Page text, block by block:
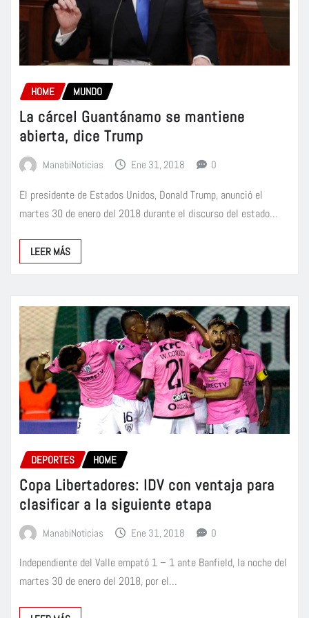
HOME MUNDO
La cárcel Guantánamo se mantiene
abierta, dice Trump
ManabiNoticias Ene 31, 2018 0
El presidente de Estados Unidos, Donald Trump, anunció el
martes 30 de enero del 2018 durante el discurso del estado…
LEER MÁS
DEPORTES HOME
Copa Libertadores: IDV con ventaja para
clasificar a la siguiente etapa
ManabiNoticias Ene 31, 2018 0
Independiente del Valle empató 1 – 1 ante Banfield, la noche del
martes 30 de enero del 2018, por el…